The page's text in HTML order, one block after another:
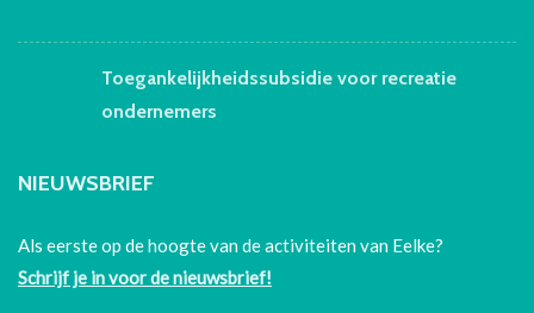
Toegankelijkheidssubsidie voor recreatie
ondernemers
NIEUWSBRIEF
Als eerste op de hoogte van de activiteiten van Eelke?
Schrijf je in voor de nieuwsbrief!